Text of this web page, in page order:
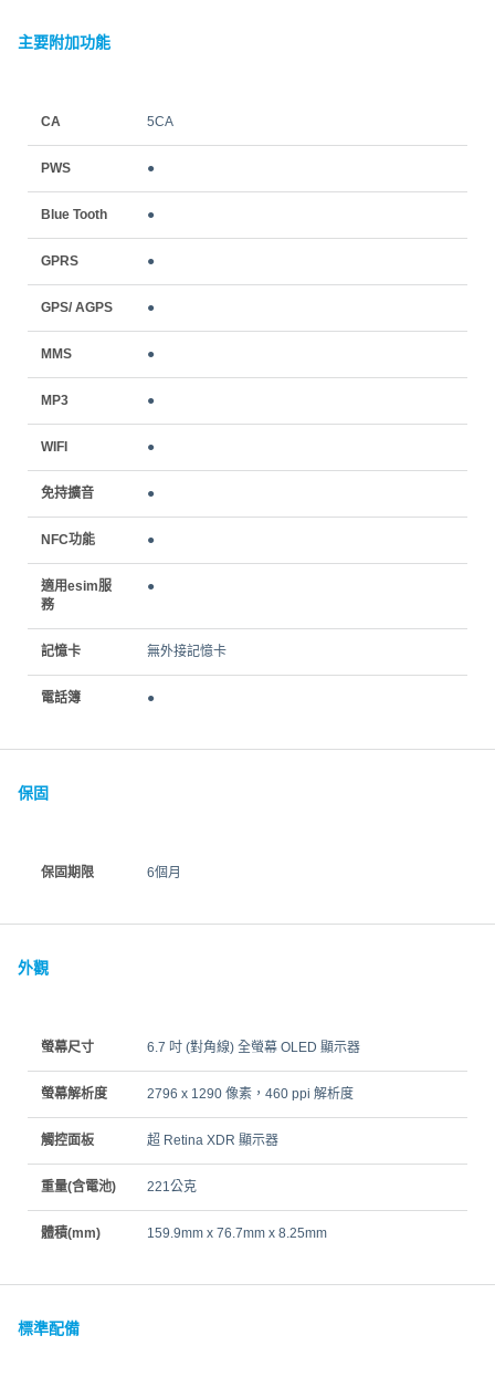
主要附加功能
CA 5CA
PWS ●
Blue Tooth ●
GPRS ●
GPS/ AGPS ●
MMS ●
MP3 ●
WIFI ●
免持擴音 ●
NFC功能 ●
適用esim服
務
●
記憶卡 無外接記憶卡
電話簿 ●
保固
保固期限 6個月
外觀
螢幕尺寸 6.7 吋 (對角線) 全螢幕 OLED 顯示器
螢幕解析度 2796 x 1290 像素，460 ppi 解析度
觸控面板 超 Retina XDR 顯示器
重量(含電池) 221公克
體積(mm) 159.9mm x 76.7mm x 8.25mm
標準配備